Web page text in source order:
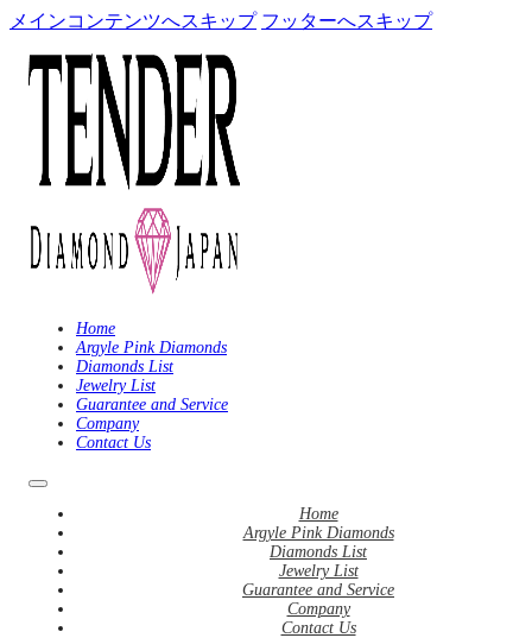
メインコンテンツへスキップ フッターへスキップ
Home
Argyle Pink Diamonds
Diamonds List
Jewelry List
Guarantee and Service
Company
Contact Us
Home
Argyle Pink Diamonds
Diamonds List
Jewelry List
Guarantee and Service
Company
Contact Us